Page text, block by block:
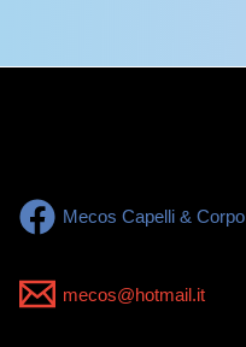
Mecos Capelli & Corpo
mecos@hotmail.it